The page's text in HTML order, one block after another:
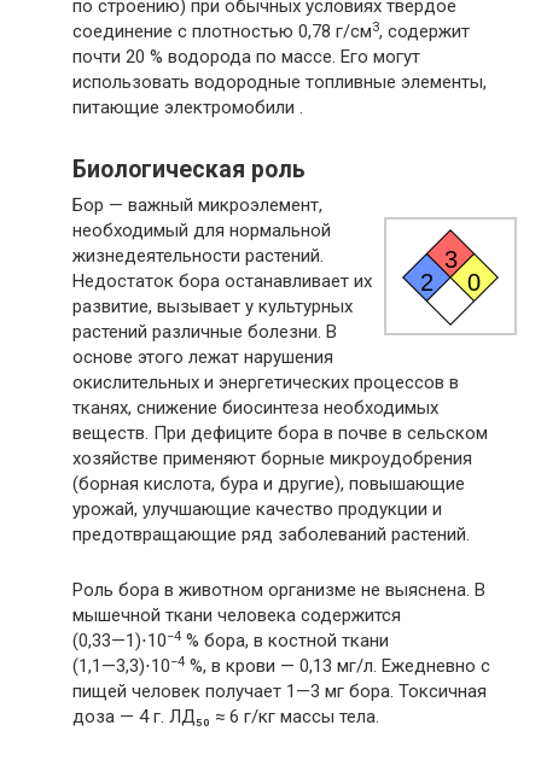
по строению) при обычных условиях твёрдое
соединение с плотностью 0,78 г/см3, содержит
почти 20 % водорода по массе. Его могут
использовать водородные топливные элементы,
питающие электромобили .
Биологическая роль
3
2
0
Бор — важный микроэлемент,
необходимый для нормальной
жизнедеятельности растений.
Недостаток бора останавливает их
развитие, вызывает у культурных
растений различные болезни. В
основе этого лежат нарушения
окислительных и энергетических процессов в
тканях, снижение биосинтеза необходимых
веществ. При дефиците бора в почве в сельском
хозяйстве применяют борные микроудобрения
(борная кислота, бура и другие), повышающие
урожай, улучшающие качество продукции и
предотвращающие ряд заболеваний растений.
Роль бора в животном организме не выяснена. В
мышечной ткани человека содержится
(0,33—1)⋅10−4 % бора, в костной ткани
(1,1—3,3)⋅10−4 %, в крови — 0,13 мг/л. Ежедневно с
пищей человек получает 1—3 мг бора. Токсичная
доза — 4 г. ЛД₅₀ ≈ 6 г/кг массы тела.